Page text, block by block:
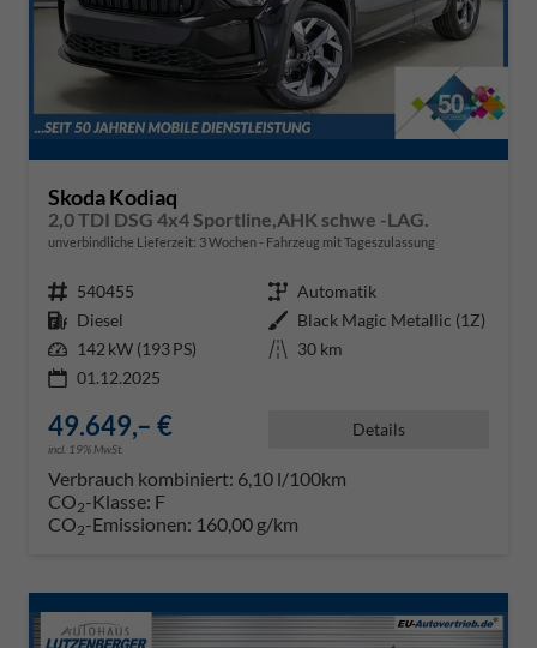
Skoda Kodiaq
2,0 TDI DSG 4x4 Sportline,AHK schwe -LAG.
unverbindliche Lieferzeit: 3 Wochen Fahrzeug mit Tageszulassung
Fahrzeugnr. 540455 Getriebe Automatik
Kraftstoff Diesel Außenfarbe Black Magic Metallic (1Z)
Leistung 142 kW (193 PS) Kilometerstand 30 km
01.12.2025
49.649,– €
incl. 19% MwSt.
Details
Verbrauch kombiniert: 6,10 l/100km
CO2-Klasse: F
CO2-Emissionen: 160,00 g/km